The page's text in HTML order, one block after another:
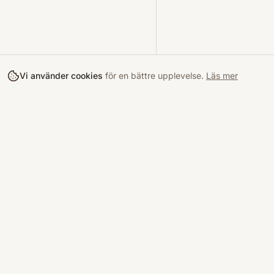
Vi använder cookies för en bättre upplevelse. Läs mer